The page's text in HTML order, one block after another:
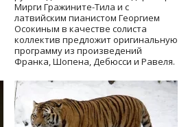
Мирги Гражините-Тила и с
латвийским пианистом Георгием
Осокиным в качестве солиста
коллектив предложит оригинальную
программу из произведений
Франка, Шопена, Дебюсси и Равеля.